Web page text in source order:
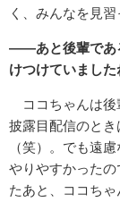
く、みんなを見
――あと後輩であ
けつけていました
ココちゃんは後
披露目配信のと
（笑）。でも遠
やりやすかった
たあと、ココち